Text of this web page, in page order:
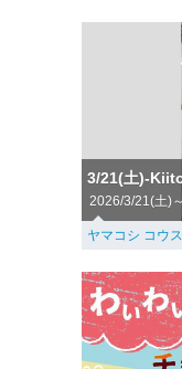
3/21(土)-
2026/3/21(土)～
ヤマコシ コウ